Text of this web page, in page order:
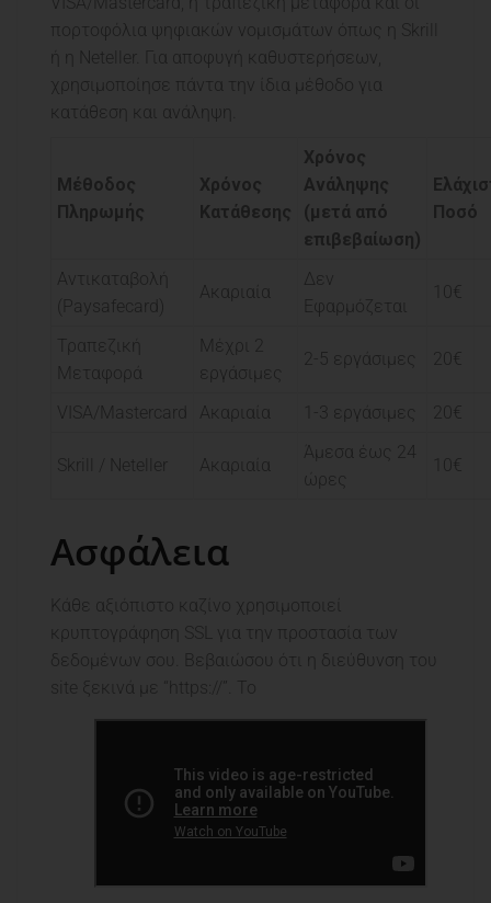
πορτοφόλια ψηφιακών νομισμάτων όπως η Skrill
ή η Neteller. Για αποφυγή καθυστερήσεων,
χρησιμοποίησε πάντα την ίδια μέθοδο για
κατάθεση και ανάληψη.
Μέθοδος
Πληρωμής
Χρόνος
Κατάθεσης
Χρόνος
Ανάληψης
(μετά από
επιβεβαίωση)
Ποσό
Αντικαταβολή
(Paysafecard)
Ακαριαία
Δεν
Εφαρμόζεται
10€
Τραπεζική
Μεταφορά
Μέχρι 2
εργάσιμες
2-5 εργάσιμες 20€
VISA/Mastercard Ακαριαία 1-3 εργάσιμες 20€
Skrill / Neteller Ακαριαία
Άμεσα έως 24
ώρες
10€
Ασφάλεια
Κάθε αξιόπιστο καζίνο χρησιμοποιεί
κρυπτογράφηση SSL για την προστασία των
δεδομένων σου. Βεβαιώσου ότι η διεύθυνση του
site ξεκινά με “https://”. Το